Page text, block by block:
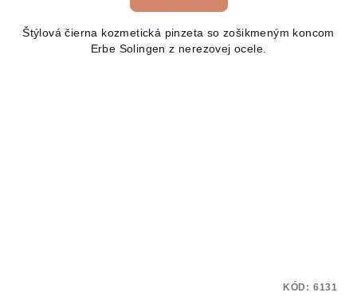
Štýlová čierna kozmetická pinzeta so zošikmeným koncom
Erbe Solingen z nerezovej ocele.
KÓD: 6131